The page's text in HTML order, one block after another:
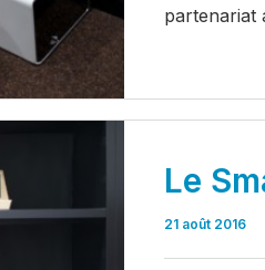
partenariat
Le
21 août 2016